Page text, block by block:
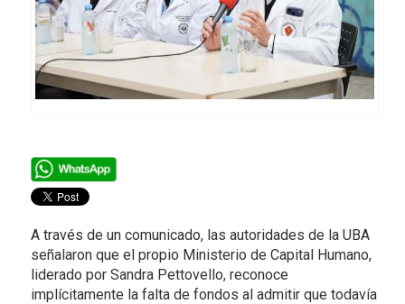
A través de un comunicado, las autoridades de la UBA
señalaron que el propio Ministerio de Capital Humano,
liderado por Sandra Pettovello, reconoce
implícitamente la falta de fondos al admitir que todavía